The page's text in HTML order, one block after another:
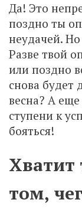
Да! Это
поздно ты
неудачей.
Разве твой
или поздно
снова будет
весна? А
ступени к
бояться!
Хватит
том,